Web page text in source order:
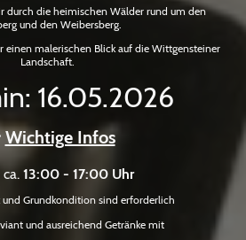
durch die heimischen Wälder rund um den
und den Weibersberg.
einen malerischen Blick auf die Wittgensteiner
Landschaft.
16.05.2026
Wichtige Infos
13:00 - 17:00 Uhr
und Grundkondition sind erforderlich
und ausreichend Getränke mit